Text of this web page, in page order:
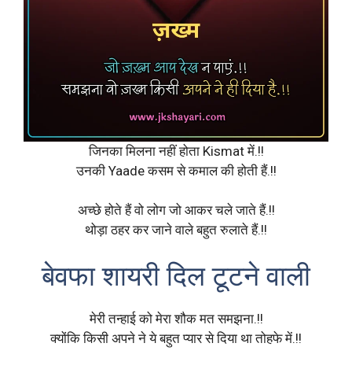
जिनका मिलना नहीं होता Kismat में.!!
उनकी Yaade कसम से कमाल की होती हैं.!!
अच्छे होते हैं वो लोग जो आकर चले जाते हैं.!!
थोड़ा ठहर कर जाने वाले बहुत रुलाते हैं.!!
बेवफा शायरी दिल टूटने वाली
मेरी तन्हाई को मेरा शौक मत समझना.!!
क्योंकि किसी अपने ने ये बहुत प्यार से दिया था तोहफे में.!!